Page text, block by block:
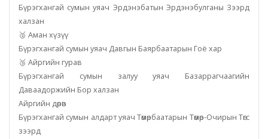
Бүрэгхангай сумын уяач Эрдэнэбатын Эрдэнэбулганы Зээрд
халзан
🥈 Аман хүзүү
Бүрэгхангай сумын уяач Давгын Баярбаатарын Гоё хар
🥉 Айргийн гурав
Бүрэгхангай сумын залуу уяач Базаррагчаагийн
Даваадоржийн Бор халзан
Айргийн дөрөв
Бүрэгхангай сумын алдарт уяач Төмөрбаатарын Төмөр-Очирын Төгс
зээрд